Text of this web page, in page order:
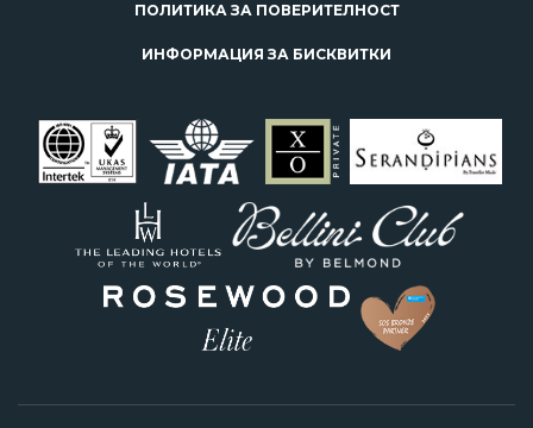
ПОЛИТИКА ЗА ПОВЕРИТЕЛНОСТ
ИНФОРМАЦИЯ ЗА БИСКВИТКИ